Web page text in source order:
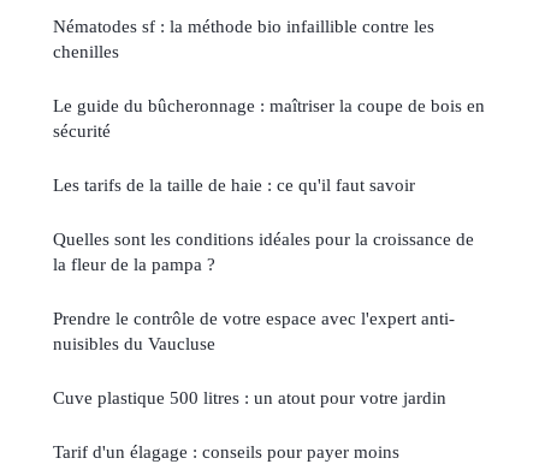
Nématodes sf : la méthode bio infaillible contre les
chenilles
Le guide du bûcheronnage : maîtriser la coupe de bois en
sécurité
Les tarifs de la taille de haie : ce qu'il faut savoir
Quelles sont les conditions idéales pour la croissance de
la fleur de la pampa ?
Prendre le contrôle de votre espace avec l'expert anti-
nuisibles du Vaucluse
Cuve plastique 500 litres : un atout pour votre jardin
Tarif d'un élagage : conseils pour payer moins